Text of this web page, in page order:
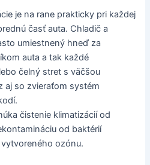
je na rane prakticky pri každej
časť auta. Chladič a
umiestnený hneď za
auta a tak každé
čelný stret s väčšou
aj so zvieraťom systém
čistenie klimatizácií od
od baktérií
ozónu.